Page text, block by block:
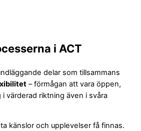
i ACT
delar som tillsammans
– förmågan att vara öppen,
värderad riktning även i svåra
känslor och upplevelser få finnas.